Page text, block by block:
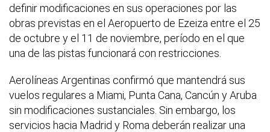
definir modificaciones en sus operaciones por las
obras previstas en el Aeropuerto de Ezeiza entre el 25
de octubre y el 11 de noviembre, período en el que
una de las pistas funcionará con restricciones.
Aerolíneas Argentinas confirmó que mantendrá sus
vuelos regulares a Miami, Punta Cana, Cancún y Aruba
sin modificaciones sustanciales. Sin embargo, los
servicios hacia Madrid y Roma deberán realizar una